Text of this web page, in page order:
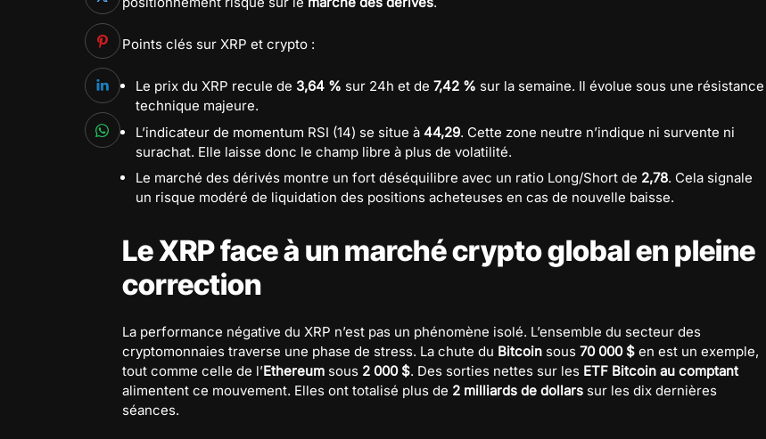
Points clés sur XRP et crypto :
Le prix du XRP recule de 3,64 % sur 24h et de 7,42 % sur la semaine. Il évolue sous une résistance
technique majeure.
L’indicateur de momentum RSI (14) se situe à 44,29. Cette zone neutre n’indique ni survente ni
surachat. Elle laisse donc le champ libre à plus de volatilité.
Le marché des dérivés montre un fort déséquilibre avec un ratio Long/Short de 2,78. Cela signale
un risque modéré de liquidation des positions acheteuses en cas de nouvelle baisse.
Le XRP face à un marché crypto global en pleine
correction
La performance négative du XRP n’est pas un phénomène isolé. L’ensemble du secteur des
cryptomonnaies traverse une phase de stress. La chute du Bitcoin sous 70 000 $ en est un exemple,
tout comme celle de l’Ethereum sous 2 000 $. Des sorties nettes sur les ETF Bitcoin au comptant
alimentent ce mouvement. Elles ont totalisé plus de 2 milliards de dollars sur les dix dernières
séances.